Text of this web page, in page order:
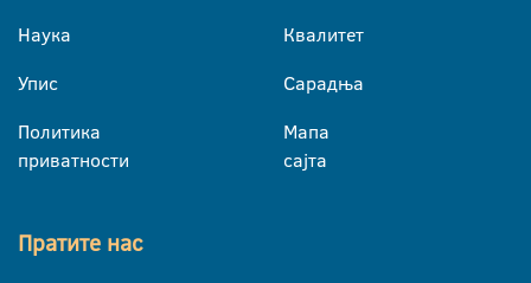
Наука
Упис
Политика
приватности
Квалитет
Сарадња
Мапа
сајта
Пратите нас